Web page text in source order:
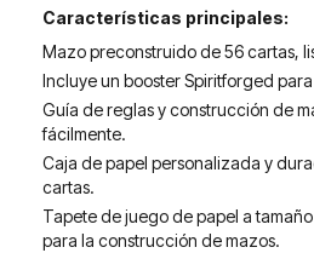
Características principales:
Mazo preconstruido de 56 cartas,
Incluye un booster Spiritforged
Guía de reglas y construcción de
fácilmente.
Caja de papel personalizada y
cartas.
Tapete de juego de papel a
para la construcción de mazos.